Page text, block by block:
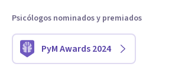
Psicólogos nominados y premiados
PyM Awards 2024